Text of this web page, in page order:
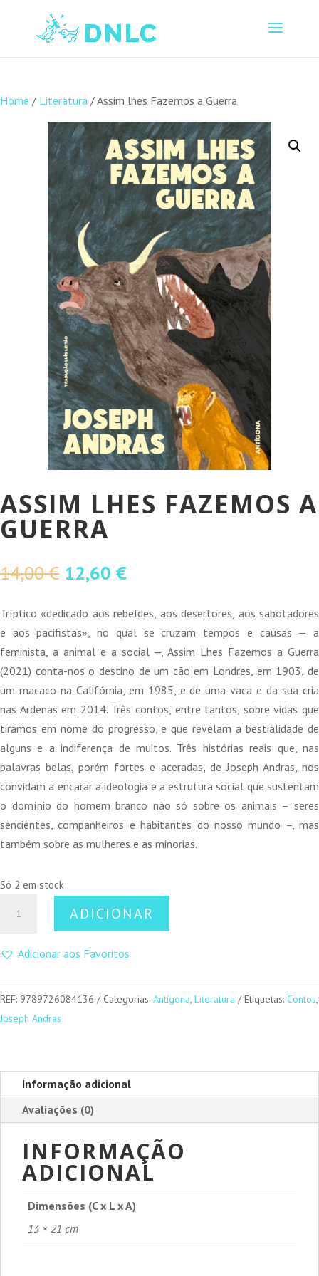
Home / Literatura / Assim lhes Fazemos a Guerra
ASSIM LHES FAZEMOS A
GUERRA
14,00€ O
original
era:
14,00 €.
12,60 €O
atual
é:
12,60 €.
Tríptico «dedicado aos rebeldes, aos desertores, aos sabotadores
e aos pacifistas», no qual se cruzam tempos e causas — a
feminista, a animal e a social —, Assim Lhes Fazemos a Guerra
(2021) conta-nos o destino de um cão em Londres, em 1903, de
um macaco na Califórnia, em 1985, e de uma vaca e da sua cria
nas Ardenas em 2014. Três contos, entre tantos, sobre vidas que
tiramos em nome do progresso, e que revelam a bestialidade de
alguns e a indiferença de muitos. Três histórias reais que, nas
palavras belas, porém fortes e aceradas, de Joseph Andras, nos
convidam a encarar a ideologia e a estrutura social que sustentam
o domínio do homem branco não só sobre os animais – seres
sencientes, companheiros e habitantes do nosso mundo –, mas
também sobre as mulheres e as minorias.
Só 2 em stock
lhes
a
Guerra
ADICIONAR
Adicionar aos Favoritos
REF: 9789726084136 Categorias: Antígona, Literatura Etiquetas: Contos,
Joseph Andras
Informação adicional
Avaliações (0)
INFORMAÇÃO
ADICIONAL
Dimensões (C x L x A)
13 × 21 cm